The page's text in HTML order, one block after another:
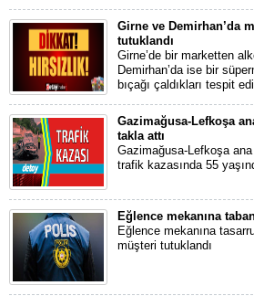
Girne ve Demirhan’da
tutuklandı
Girne’de bir marketten
Demirhan’da ise bir
bıçağı çaldıkları tespit
Gazimağusa-Lefkoşa
takla attı
Gazimağusa-Lefkoşa
trafik kazasında 55
Eğlence mekanına
Eğlence mekanına
müşteri tutuklandı